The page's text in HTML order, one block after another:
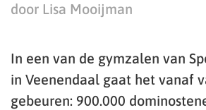
door Lisa Mooijman
In een van de gymzalen van
in Veenendaal gaat het vanaf
gebeuren: 900.000